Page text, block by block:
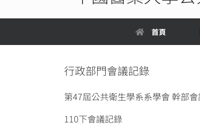
首頁
行政部門會議記錄
第47屆公共衛生學系系學會 幹部會
110下會議記錄